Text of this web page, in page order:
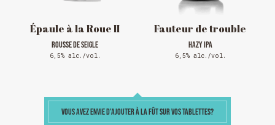
Épaule à la Roue II
ROUSSE DE SEIGLE
6,5% alc./vol.
Fauteur de trouble
HAZY IPA
6,5% alc./vol.
VOUS AVEZ ENVIE D'AJOUTER À LA FÛT SUR VOS TABLETTES?